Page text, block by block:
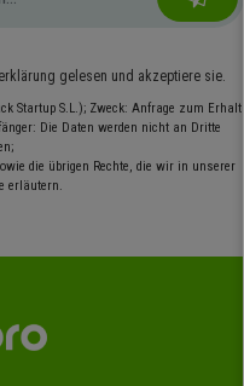
gelesen und akzeptiere sie.
Startup S.L.); Zweck: Anfrage zum Erhalt
Die Daten werden nicht an Dritte
die übrigen Rechte, die wir in unserer
erläutern.